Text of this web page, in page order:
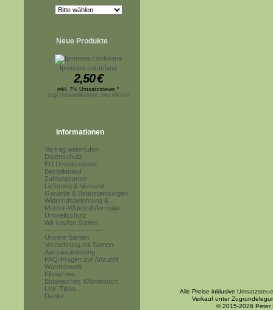
Neue Produkte
Ipomoea cordofana
2,50€
inkl. 7% Umsatzsteuer *
zzgl.Versandkosten, hier klicken
Informationen
Vertrag widerrufen
Datenschutz
EU Umsatzsteuer
Bestellablauf
Zahlungsarten
Lieferung & Versand
Garantie & Beanstandungen
Widerrufsbelehrung &
Muster-Widerrufsformular
Umweltschutz
Wir kaufen Samen
------------------------
Unsere Samen
Vermehrung mit Samen
Aussaatanleitung
FAQ-Fragen zur Anzucht
Warnhinweis
Klimazone
Botanisches Wörterbuch
Link-Tipps
Danke
Alle Preise inklusive
Verkauf unter
© 2015-2026 Peter